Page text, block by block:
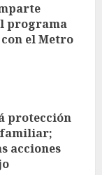
programa
el Metro
protección
acciones